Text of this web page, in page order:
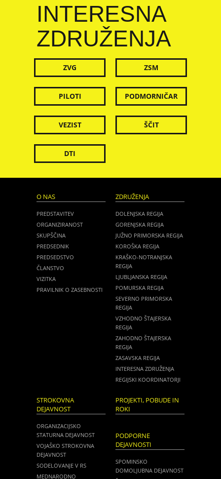
INTERESNA
ZDRUŽENJA
ZVG ZSM
PILOTI PODMORNIČAR
VEZIST ŠČIT
DTI
O NAS
PREDSTAVITEV
ORGANIZIRANOST
SKUPŠČINA
PREDSEDNIK
PREDSEDSTVO
ČLANSTVO
VIZITKA
PRAVILNIK O ZASEBNOSTI
ZDRUŽENJA
DOLENJSKA REGIJA
GORENJSKA REGIJA
JUŽNO PRIMORSKA REGIJA
KOROŠKA REGIJA
KRAŠKO-NOTRANJSKA
REGIJA
LJUBLJANSKA REGIJA
POMURSKA REGIJA
SEVERNO PRIMORSKA
REGIJA
VZHODNO ŠTAJERSKA
REGIJA
ZAHODNO ŠTAJERSKA
REGIJA
ZASAVSKA REGIJA
INTERESNA ZDRUŽENJA
REGIJSKI KOORDINATORJI
STROKOVNA
DEJAVNOST
ORGANIZACIJSKO
STATURNA DEJAVNOST
VOJAŠKO STROKOVNA
DEJAVNOST
SODELOVANJE V RS
MEDNARODNO
PROJEKTI, POBUDE IN
ROKI
PODPORNE
DEJAVNOSTI
SPOMINSKO
DOMOLJUBNA DEJAVNOST